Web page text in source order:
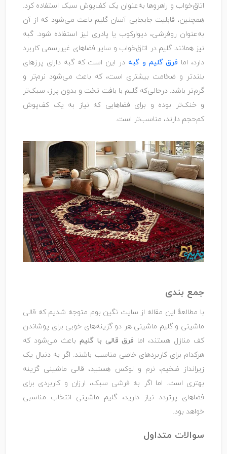
اتاق‌خواب و راهروها به‌عنوان یک کف‌پوش سبک استفاده کرد.
همچنین، قابلیت جابجایی آسان گلیم باعث می‌شود که از آن
به‌عنوان روفرشی، دیوارکوب یا پادری نیز استفاده شود. گبه
نیز همانند گلیم در اتاق‌خواب و سایر فضاهای غیررسمی کاربرد
دارد، اما فرق گلیم و گبه در این است که گبه دارای پرزهای
بلندتر و ضخامت بیشتری است، که باعث می‌شود نرم‌تر و
گرم‌تر باشد. درحالی‌که گلیم با بافت تخت و بدون پرز، سبک‌تر
و خنک‌تر بوده و برای فضاهایی که نیاز به یک کف‌پوش
کم‌حجم دارند، مناسب‌تر است.
جمع بندی
با مطالعهٔ این مقاله از سایت نگین بوم متوجه شدیم که قالی
ماشینی و گلیم ماشینی هر دو گزینه‌های خوبی برای پوشاندن
کف منازل هستند، اما فرق قالی با گلیم باعث می‌شود که
هرکدام برای کاربردهای خاصی مناسب باشند. اگر به دنبال یک
زیرانداز ضخیم، نرم و لوکس هستید، قالی ماشینی گزینه
بهتری است. اما اگر به فرشی سبک، ارزان و کاربردی برای
فضاهای پرتردد نیاز دارید، گلیم ماشینی انتخاب مناسبی
خواهد بود.
سوالات متداول